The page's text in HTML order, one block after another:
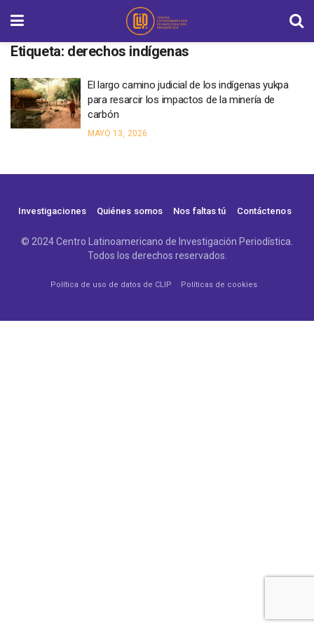
Etiqueta: derechos indígenas
El largo camino judicial de los indígenas yukpa
para resarcir los impactos de la minería de
carbón
MAYO 13, 2026
Investigaciones Quiénes somos Nos faltas tú Contáctenos
© 2024 Centro Latinoamericano de Investigación Periodística.
Todos los derechos reservados.
Política de uso de datos de CLIP Políticas de cookies